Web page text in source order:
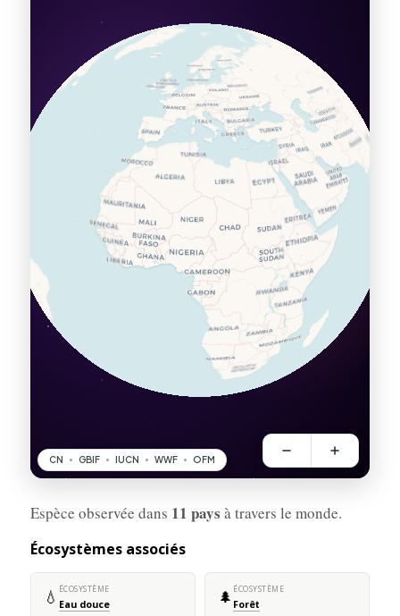
Espèce observée dans 11 pays à travers le monde.
Écosystèmes associés
💧 ÉCOSYSTÈME
Eau douce 🌲 ÉCOSYSTÈME
Forêt